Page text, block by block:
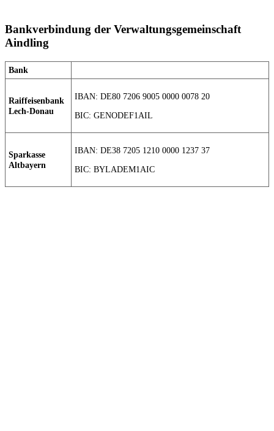
Bankverbindung der Verwaltungsgemeinschaft
Aindling
Bank
Raiffeisenbank
Lech-Donau
IBAN: DE80 7206 9005 0000 0078 20
BIC: GENODEF1AIL
Sparkasse
Altbayern
IBAN: DE38 7205 1210 0000 1237 37
BIC: BYLADEM1AIC